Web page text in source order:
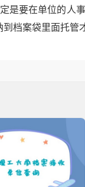
是要在单位的人
档案袋里面托管